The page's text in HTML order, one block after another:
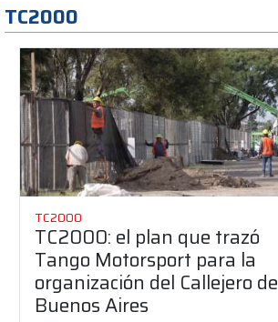
TC2000
TC2000
TC2000: el plan que trazó
Tango Motorsport para la
organización del Callejero de
Buenos Aires